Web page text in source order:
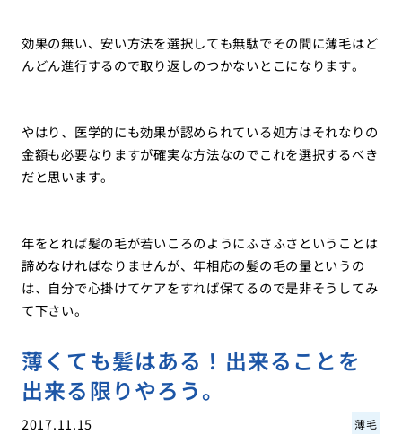
効果の無い、安い方法を選択しても無駄でその間に薄毛はど
んどん進行するので取り返しのつかないとこになります。
やはり、医学的にも効果が認められている処方はそれなりの
金額も必要なりますが確実な方法なのでこれを選択するべき
だと思います。
年をとれば髪の毛が若いころのようにふさふさということは
諦めなければなりませんが、年相応の髪の毛の量というの
は、自分で心掛けてケアをすれば保てるので是非そうしてみ
て下さい。
薄くても髪はある！出来ることを
出来る限りやろう。
2017.11.15 薄毛